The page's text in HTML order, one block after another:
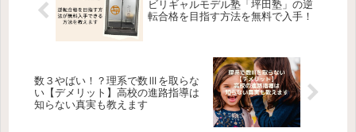
ビリギャルモデル塾「坪田塾」の逆
転合格を目指す方法を無料で入手！
数３やばい！？理系で数Ⅲを取らな
い【デメリット】高校の進路指導は
知らない真実も教えます